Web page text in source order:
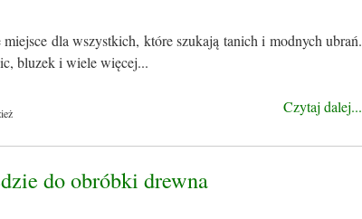
dla wszystkich, które szukają tanich i modnych ubrań.
bluzek i wiele więcej...
Czytaj dalej...
do obróbki drewna